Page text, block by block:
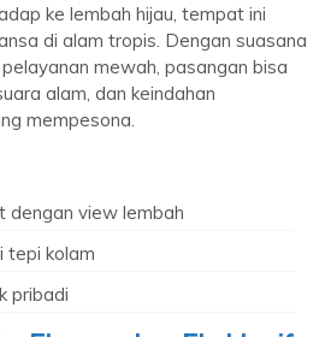
ke lembah hijau, tempat ini
di alam tropis. Dengan suasana
mewah, pasangan bisa
alam, dan keindahan
mempesona.
dengan view lembah
tepi kolam
pribadi